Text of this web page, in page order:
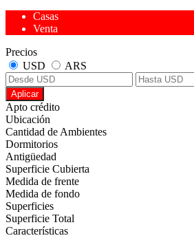
Casas
Venta
Precios
USD
ARS
Aplicar
Apto crédito
Ubicación
Cantidad de Ambientes
Dormitorios
Antigüedad
Superficie Cubierta
Medida de frente
Medida de fondo
Superficies
Superficie Total
Características